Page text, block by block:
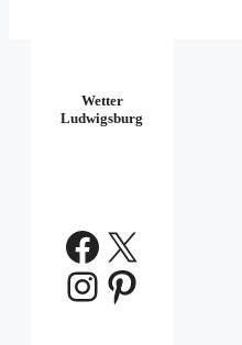
Wetter
Ludwigsburg
Facebook
X
Instagram
Pinterest